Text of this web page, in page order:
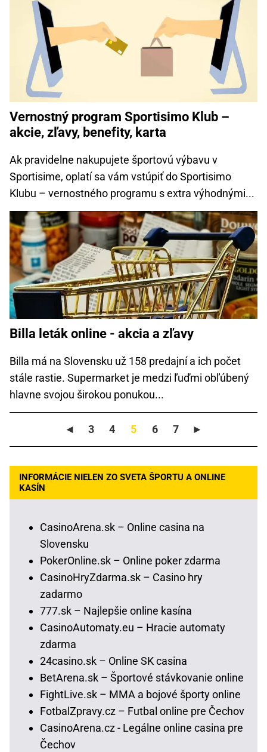
Vernostný program Sportisimo Klub –
akcie, zľavy, benefity, karta
Ak pravidelne nakupujete športovú výbavu v
Sportisime, oplatí sa vám vstúpiť do Sportisimo
Klubu – vernostného programu s extra výhodnými...
Billa leták online - akcia a zľavy
Billa má na Slovensku už 158 predajní a ich počet
stále rastie. Supermarket je medzi ľuďmi obľúbený
hlavne svojou širokou ponukou...
◄ 3 4 5 6 7 ►
INFORMÁCIE NIELEN ZO SVETA ŠPORTU A ONLINE
KASÍN
CasinoArena.sk – Online casina na
Slovensku
PokerOnline.sk – Online poker zdarma
CasinoHryZdarma.sk – Casino hry
zadarmo
777.sk – Najlepšie online kasína
CasinoAutomaty.eu – Hracie automaty
zdarma
24casino.sk – Online SK casina
BetArena.sk – Športové stávkovanie online
FightLive.sk – MMA a bojové športy online
FotbalZpravy.cz – Futbal online pre Čechov
CasinoArena.cz - Legálne online casina pre
Čechov